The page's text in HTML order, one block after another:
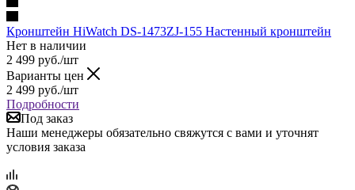
Кронштейн HiWatch DS-1473ZJ-155 Настенный кронштейн
Нет в наличии
2 499 руб./шт
Варианты цен
2 499 руб./шт
Подробности
Под заказ
Наши менеджеры обязательно свяжутся с вами и уточнят
условия заказа